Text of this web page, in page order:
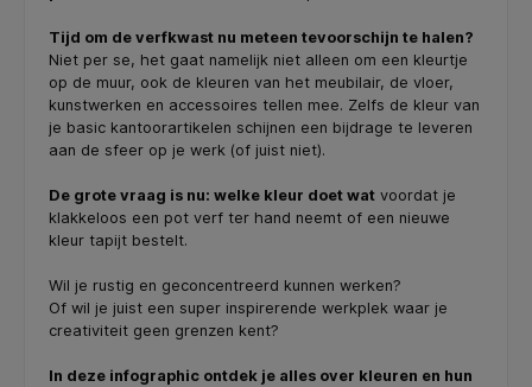
Tijd om de verfkwast nu meteen tevoorschijn te halen?
Niet per se, het gaat namelijk niet alleen om een kleurtje
op de muur, ook de kleuren van het meubilair, de vloer,
kunstwerken en accessoires tellen mee. Zelfs de kleur van
je basic kantoorartikelen schijnen een bijdrage te leveren
aan de sfeer op je werk (of juist niet).
De grote vraag is nu: welke kleur doet wat voordat je
klakkeloos een pot verf ter hand neemt of een nieuwe
kleur tapijt bestelt.
Wil je rustig en geconcentreerd kunnen werken?
Of wil je juist een super inspirerende werkplek waar je
creativiteit geen grenzen kent?
In deze infographic ontdek je alles over kleuren en hun